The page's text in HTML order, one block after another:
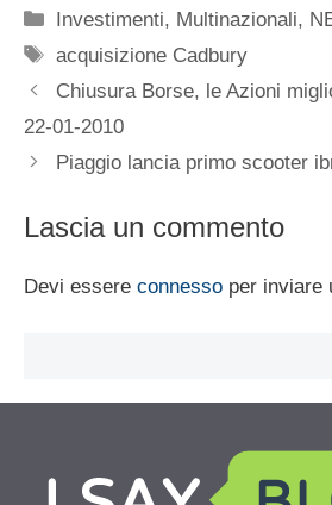
Categorie
Investimenti, Multinazionali,
Tag
acquisizione Cadbury
Chiusura Borse, le Azioni
22-01-2010
Piaggio lancia primo scooter
Lascia un commento
Devi essere connesso per inviare